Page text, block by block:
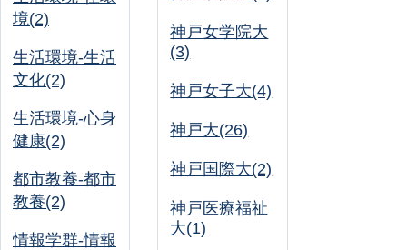
境(2)
生活環境-生活
文化(2)
生活環境-心身
健康(2)
都市教養-都市
教養(2)
情報学群-情報
神戸女学院大
(3)
神戸女子大(4)
神戸大(26)
神戸国際大(2)
神戸医療福祉
大(1)